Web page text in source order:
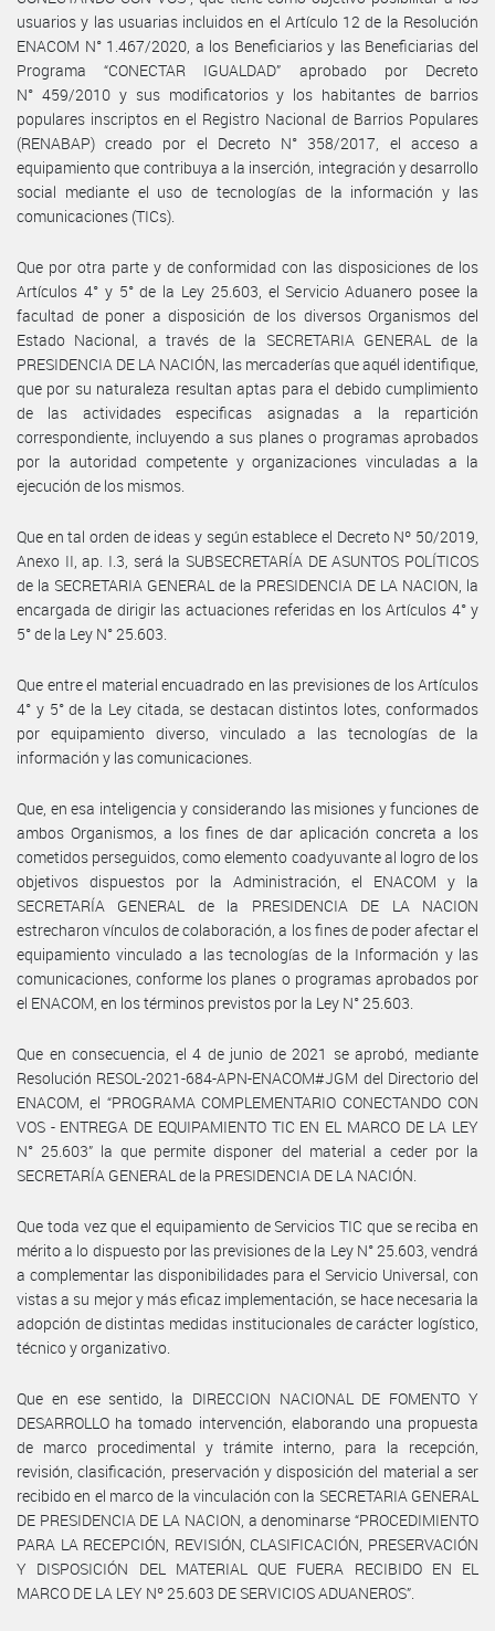
usuarios y las usuarias incluidos en el Artículo 12 de la Resolución
ENACOM N° 1.467/2020, a los Beneficiarios y las Beneficiarias del
Programa “CONECTAR IGUALDAD” aprobado por Decreto
N° 459/2010 y sus modificatorios y los habitantes de barrios
populares inscriptos en el Registro Nacional de Barrios Populares
(RENABAP) creado por el Decreto N° 358/2017, el acceso a
equipamiento que contribuya a la inserción, integración y desarrollo
social mediante el uso de tecnologías de la información y las
comunicaciones (TICs).
Que por otra parte y de conformidad con las disposiciones de los
Artículos 4° y 5° de la Ley 25.603, el Servicio Aduanero posee la
facultad de poner a disposición de los diversos Organismos del
Estado Nacional, a través de la SECRETARIA GENERAL de la
PRESIDENCIA DE LA NACIÓN, las mercaderías que aquél identifique,
que por su naturaleza resultan aptas para el debido cumplimiento
de las actividades especificas asignadas a la repartición
correspondiente, incluyendo a sus planes o programas aprobados
por la autoridad competente y organizaciones vinculadas a la
ejecución de los mismos.
Que en tal orden de ideas y según establece el Decreto Nº 50/2019,
Anexo II, ap. I.3, será la SUBSECRETARÍA DE ASUNTOS POLÍTICOS
de la SECRETARIA GENERAL de la PRESIDENCIA DE LA NACION, la
encargada de dirigir las actuaciones referidas en los Artículos 4° y
5° de la Ley N° 25.603.
Que entre el material encuadrado en las previsiones de los Artículos
4° y 5° de la Ley citada, se destacan distintos lotes, conformados
por equipamiento diverso, vinculado a las tecnologías de la
información y las comunicaciones.
Que, en esa inteligencia y considerando las misiones y funciones de
ambos Organismos, a los fines de dar aplicación concreta a los
cometidos perseguidos, como elemento coadyuvante al logro de los
objetivos dispuestos por la Administración, el ENACOM y la
SECRETARÍA GENERAL de la PRESIDENCIA DE LA NACION
estrecharon vínculos de colaboración, a los fines de poder afectar el
equipamiento vinculado a las tecnologías de la Información y las
comunicaciones, conforme los planes o programas aprobados por
el ENACOM, en los términos previstos por la Ley N° 25.603.
Que en consecuencia, el 4 de junio de 2021 se aprobó, mediante
Resolución RESOL-2021-684-APN-ENACOM#JGM del Directorio del
ENACOM, el “PROGRAMA COMPLEMENTARIO CONECTANDO CON
VOS - ENTREGA DE EQUIPAMIENTO TIC EN EL MARCO DE LA LEY
N° 25.603” la que permite disponer del material a ceder por la
SECRETARÍA GENERAL de la PRESIDENCIA DE LA NACIÓN.
Que toda vez que el equipamiento de Servicios TIC que se reciba en
mérito a lo dispuesto por las previsiones de la Ley N° 25.603, vendrá
a complementar las disponibilidades para el Servicio Universal, con
vistas a su mejor y más eficaz implementación, se hace necesaria la
adopción de distintas medidas institucionales de carácter logístico,
técnico y organizativo.
Que en ese sentido, la DIRECCION NACIONAL DE FOMENTO Y
DESARROLLO ha tomado intervención, elaborando una propuesta
de marco procedimental y trámite interno, para la recepción,
revisión, clasificación, preservación y disposición del material a ser
recibido en el marco de la vinculación con la SECRETARIA GENERAL
DE PRESIDENCIA DE LA NACION, a denominarse “PROCEDIMIENTO
PARA LA RECEPCIÓN, REVISIÓN, CLASIFICACIÓN, PRESERVACIÓN
Y DISPOSICIÓN DEL MATERIAL QUE FUERA RECIBIDO EN EL
MARCO DE LA LEY Nº 25.603 DE SERVICIOS ADUANEROS”.